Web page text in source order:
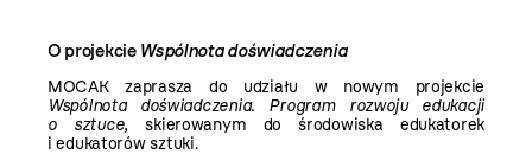
O projekcie Wspólnota doświadczenia
MOCAK zaprasza do udziału w nowym projekcie
Wspólnota doświadczenia. Program rozwoju edukacji
o sztuce,skierowanym do środowiska edukatorek
i edukatorów sztuki.